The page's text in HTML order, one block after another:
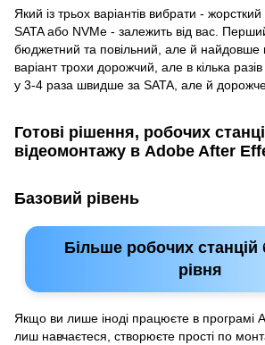
Який із трьох варіантів вибрати -
SATA або NVMe - залежить від вас.
бюджетний та повільний, але й найдовше
варіант трохи дорожчий, але в кілька
у 3-4 раза швидше за SATA, але й
Готові рішення, робочих
відеомонтажу в Adobe After
Базовий рівень
Більше робочих станцій
рівня
Якщо ви лише іноді працюєте в програмі
лиш навчаєтеся, створюєте прості по